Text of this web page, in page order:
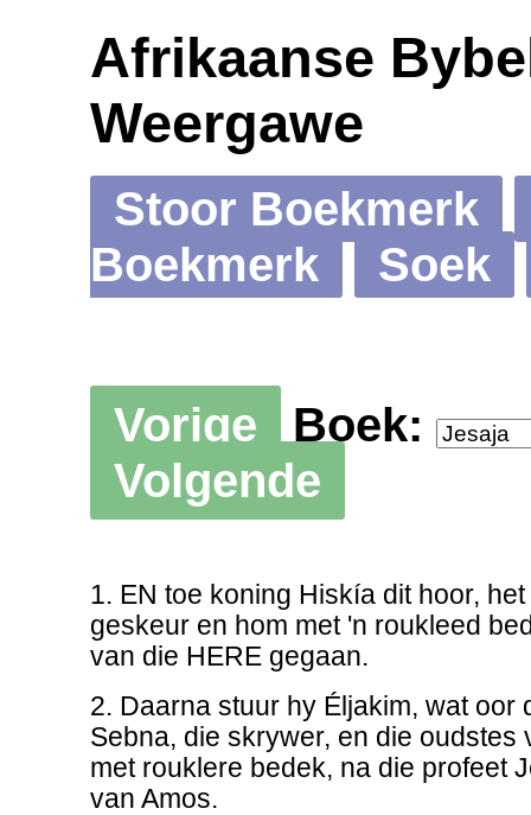
Afrikaanse
Weergawe
Stoor Boekmerk
Boekmerk
Soek
Vorige
Boek:
Volgende
1. EN toe koning Hiskía dit hoor,
geskeur en hom met 'n roukleed
van die HERE gegaan.
2. Daarna stuur hy Éljakim, wat oor
Sebna, die skrywer, en die oudstes
met rouklere bedek, na die profeet
van Amos.